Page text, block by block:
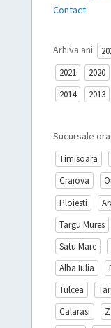
Contact
Arhiva ani:
2021
2020
2014
2013
Sucursale
Timisoara
Craiova
Ploiesti
Targu Mures
Satu Mare
Alba Iulia
Tulcea
Calarasi